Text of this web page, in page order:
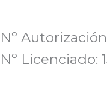
Nº
Nº Licenciado: